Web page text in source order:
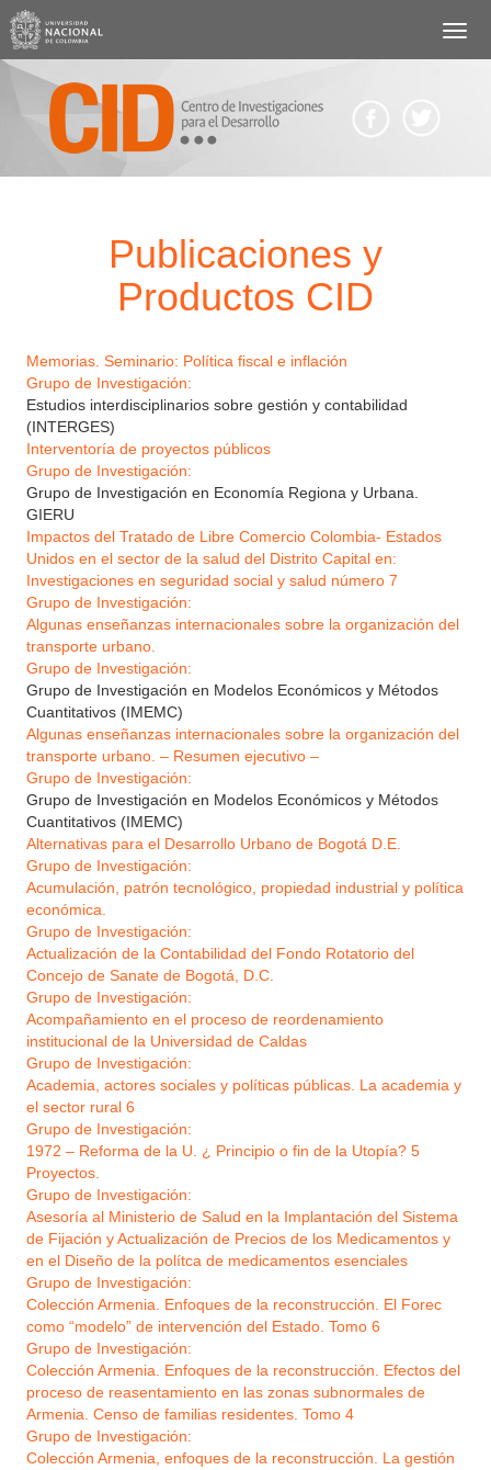
Pasar
al
contenido
principal
Body
Publicaciones y
Productos CID
Memorias. Seminario: Política fiscal e inflación
Grupo de Investigación:
Estudios interdisciplinarios sobre gestión y contabilidad
(INTERGES)
Interventoría de proyectos públicos
Grupo de Investigación:
Grupo de Investigación en Economía Regiona y Urbana.
GIERU
Impactos del Tratado de Libre Comercio Colombia- Estados
Unidos en el sector de la salud del Distrito Capital en:
Investigaciones en seguridad social y salud número 7
Grupo de Investigación:
Algunas enseñanzas internacionales sobre la organización del
transporte urbano.
Grupo de Investigación:
Grupo de Investigación en Modelos Económicos y Métodos
Cuantitativos (IMEMC)
Algunas enseñanzas internacionales sobre la organización del
transporte urbano. – Resumen ejecutivo –
Grupo de Investigación:
Grupo de Investigación en Modelos Económicos y Métodos
Cuantitativos (IMEMC)
Alternativas para el Desarrollo Urbano de Bogotá D.E.
Grupo de Investigación:
Acumulación, patrón tecnológico, propiedad industrial y política
económica.
Grupo de Investigación:
Actualización de la Contabilidad del Fondo Rotatorio del
Concejo de Sanate de Bogotá, D.C.
Grupo de Investigación:
Acompañamiento en el proceso de reordenamiento
institucional de la Universidad de Caldas
Grupo de Investigación:
Academia, actores sociales y políticas públicas. La academia y
el sector rural 6
Grupo de Investigación:
1972 – Reforma de la U. ¿ Principio o fin de la Utopía? 5
Proyectos.
Grupo de Investigación:
Asesoría al Ministerio de Salud en la Implantación del Sistema
de Fijación y Actualización de Precios de los Medicamentos y
en el Diseño de la polítca de medicamentos esenciales
Grupo de Investigación:
Colección Armenia. Enfoques de la reconstrucción. El Forec
como “modelo” de intervención del Estado. Tomo 6
Grupo de Investigación:
Colección Armenia. Enfoques de la reconstrucción. Efectos del
proceso de reasentamiento en las zonas subnormales de
Armenia. Censo de familias residentes. Tomo 4
Grupo de Investigación:
Colección Armenia, enfoques de la reconstrucción. La gestión